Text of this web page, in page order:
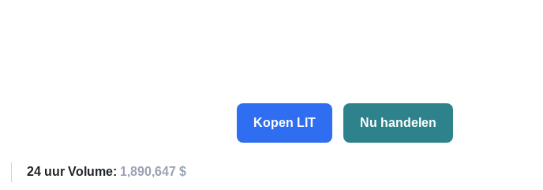
Kopen LIT Nu handelen
24 uur Volume: 1,890,647 $